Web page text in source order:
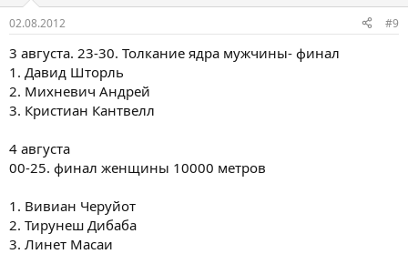
02.08.2012 #9
3 августа. 23-30. Толкание ядра мужчины- финал
1. Давид Шторль
2. Михневич Андрей
3. Кристиан Кантвелл
4 августа
00-25. финал женщины 10000 метров
1. Вивиан Черуйот
2. Тирунеш Дибаба
3. Линет Масаи